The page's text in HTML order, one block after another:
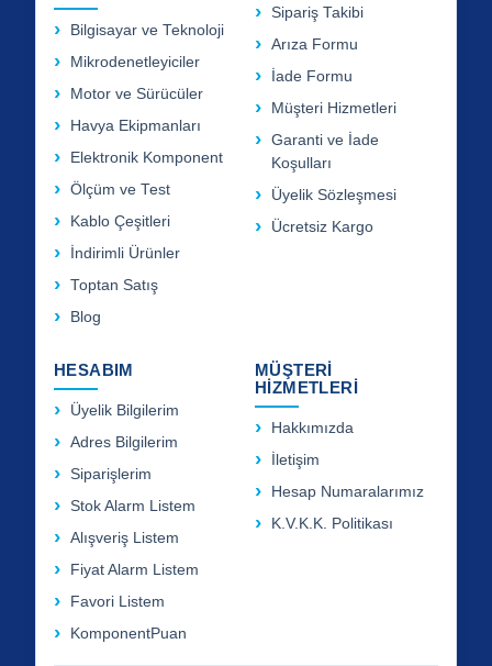
Bilgisayar ve Teknoloji
Mikrodenetleyiciler
Motor ve Sürücüler
Havya Ekipmanları
Elektronik Komponent
Ölçüm ve Test
Kablo Çeşitleri
İndirimli Ürünler
Toptan Satış
Blog
Sipariş Takibi
Arıza Formu
İade Formu
Müşteri Hizmetleri
Garanti ve İade
Koşulları
Üyelik Sözleşmesi
Ücretsiz Kargo
HESABIM
Üyelik Bilgilerim
Adres Bilgilerim
Siparişlerim
Stok Alarm Listem
Alışveriş Listem
Fiyat Alarm Listem
Favori Listem
KomponentPuan
MÜŞTERİ
HİZMETLERİ
Hakkımızda
İletişim
Hesap Numaralarımız
K.V.K.K. Politikası